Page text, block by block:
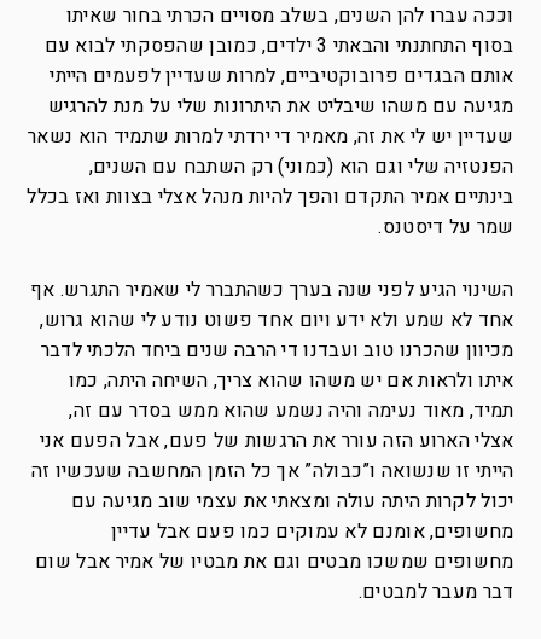
וככה עברו להן השנים, בשלב מסויים הכרתי בחור שאיתו
בסוף התחתנתי והבאתי 3 ילדים, כמובן שהפסקתי לבוא עם
אותם הבגדים פרובוקטיביים, למרות שעדיין לפעמים הייתי
מגיעה עם משהו שיבליט את היתרונות שלי על מנת להרגיש
שעדיין יש לי את זה, מאמיר די ירדתי למרות שתמיד הוא נשאר
הפנטזיה שלי וגם הוא (כמוני) רק השתבח עם השנים,
בינתיים אמיר התקדם והפך להיות מנהל אצלי בצוות ואז בכלל
שמר על דיסטנס.
השינוי הגיע לפני שנה בערך כשהתברר לי שאמיר התגרש. אף
אחד לא שמע ולא ידע ויום אחד פשוט נודע לי שהוא גרוש,
מכיוון שהכרנו טוב ועבדנו די הרבה שנים ביחד הלכתי לדבר
איתו ולראות אם יש משהו שהוא צריך, השיחה היתה, כמו
תמיד, מאוד נעימה והיה נשמע שהוא ממש בסדר עם זה,
אצלי הארוע הזה עורר את הרגשות של פעם, אבל הפעם אני
הייתי זו שנשואה ו”כבולה” אך כל הזמן המחשבה שעכשיו זה
יכול לקרות היתה עולה ומצאתי את עצמי שוב מגיעה עם
מחשופים, אומנם לא עמוקים כמו פעם אבל עדיין
מחשופים שמשכו מבטים וגם את מבטיו של אמיר אבל שום
דבר מעבר למבטים.